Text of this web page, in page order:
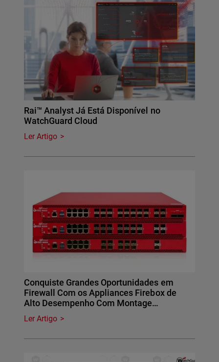
Rai™ Analyst Já Está Disponível no
WatchGuard Cloud
Ler Artigo
Conquiste Grandes Oportunidades em
Firewall Com os Appliances Firebox de
Alto Desempenho Com Montage…
Ler Artigo